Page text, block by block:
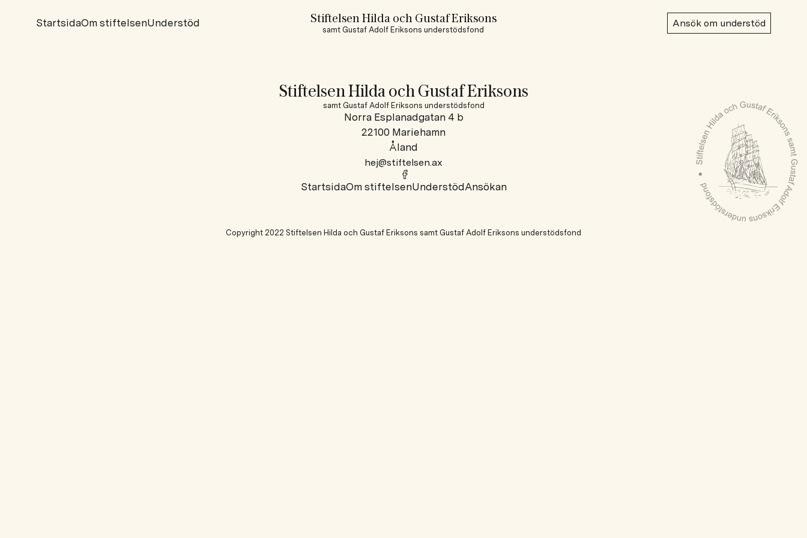
StartsidaOm stiftelsenUnderstöd Stiftelsen Hilda och Gustaf Eriksons
samt Gustaf Adolf Eriksons understödsfond
Ansök om understöd
Stiftelsen Hilda och Gustaf Eriksons
samt Gustaf Adolf Eriksons understödsfond
Norra Esplanadgatan 4 b
22100 Mariehamn
Åland
hej@stiftelsen.ax
StartsidaOm stiftelsenUnderstödAnsökan
Copyright 2022 Stiftelsen Hilda och Gustaf Eriksons samt Gustaf Adolf Eriksons understödsfond